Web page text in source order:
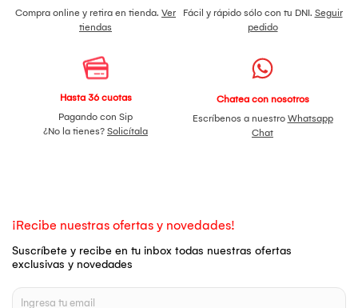
Compra online y retira en tienda. Ver
tiendas
Fácil y rápido sólo con tu DNI. Seguir
pedido
Hasta 36 cuotas
Pagando con Sip
¿No la tienes? Solicítala
Chatea con nosotros
Escríbenos a nuestro Whatsapp
Chat
¡Recibe nuestras ofertas y novedades!
Suscríbete y recibe en tu inbox todas nuestras ofertas
exclusivas y novedades